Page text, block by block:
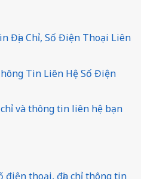
Địa Chỉ, Số Điện Thoại Liên
Tin Liên Hệ Số Điện
và thông tin liên hệ bạn
điện thoại, địa chỉ thông tin